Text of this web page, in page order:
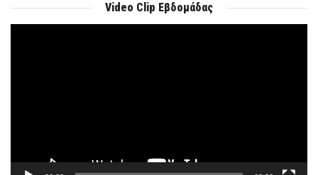
Video Clip Εβδομάδας